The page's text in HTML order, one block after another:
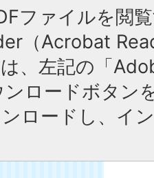
ファイルを閲
（Acrobat
、左記の「
ンロードボタン
ロードし、イ